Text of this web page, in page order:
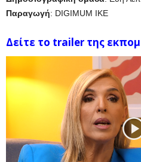
Παραγωγή: DIGIMUM IKE
Δείτε το trailer της
Αναπαραγωγής